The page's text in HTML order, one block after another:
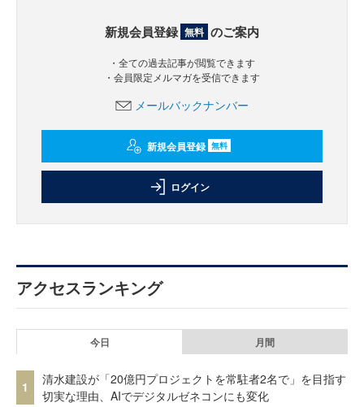
新規会員登録 無料 のご案内
・全ての過去記事が閲覧できます
・会員限定メルマガを受信できます
メールバックナンバー
新規会員登録 無料
ログイン
アクセスランキング
今日 月間
1
清水建設が「20億円プロジェクトを常駐者2名で」を目指す
切実な理由、AIでデジタルゼネコンにも変化